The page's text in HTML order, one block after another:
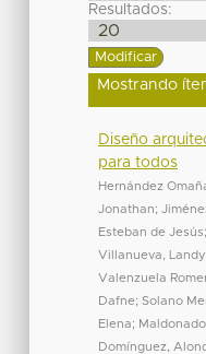
Resultados:
Mostrando
Diseño
para todos
Hernández
Jonathan;
Esteban de Jesús;
Villanueva,
Valenzuela
Dafne; Solano
Elena; Maldonado
Domínguez,